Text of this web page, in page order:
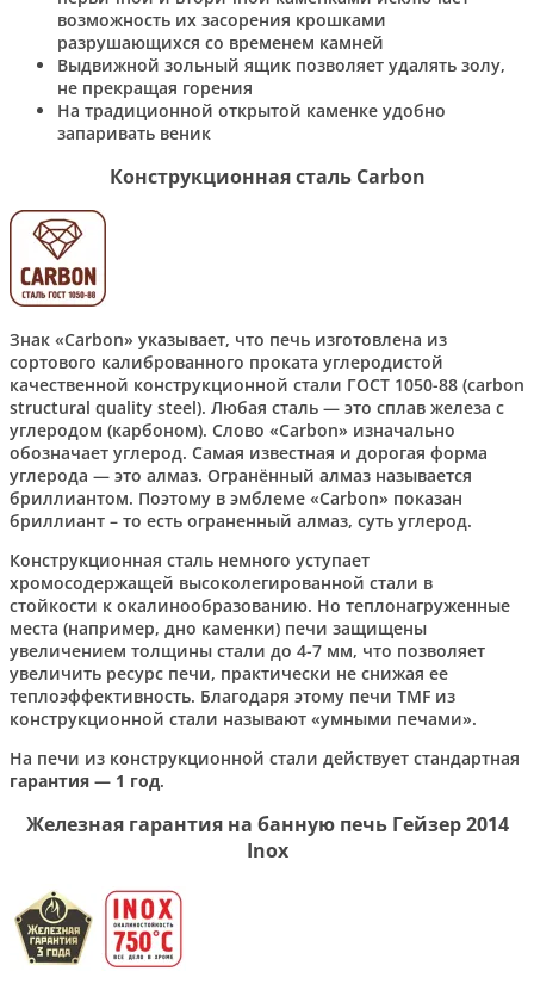
возможность их засорения крошками
разрушающихся со временем камней
Выдвижной зольный ящик позволяет удалять золу,
не прекращая горения
На традиционной открытой каменке удобно
запаривать веник
Конструкционная сталь Carbon
Знак «Carbon» указывает, что печь изготовлена из
сортового калиброванного проката углеродистой
качественной конструкционной стали ГОСТ 1050-88 (carbon
structural quality steel). Любая сталь — это сплав железа с
углеродом (карбоном). Слово «Carbon» изначально
обозначает углерод. Самая известная и дорогая форма
углерода — это алмаз. Огранённый алмаз называется
бриллиантом. Поэтому в эмблеме «Carbon» показан
бриллиант – то есть ограненный алмаз, суть углерод.
Конструкционная сталь немного уступает
хромосодержащей высоколегированной стали в
стойкости к окалинообразованию. Но теплонагруженные
места (например, дно каменки) печи защищены
увеличением толщины стали до 4-7 мм, что позволяет
увеличить ресурс печи, практически не снижая ее
теплоэффективность. Благодаря этому печи TMF из
конструкционной стали называют «умными печами».
На печи из конструкционной стали действует стандартная
гарантия — 1 год.
Железная гарантия на банную печь Гейзер 2014
Inox